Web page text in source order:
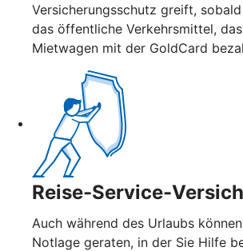
Versicherungsschutz greift,
das öffentliche Verkehrsmittel,
Mietwagen mit der GoldCard
Reise-Service-
Auch während des Urlaubs
Notlage geraten, in der Sie Hilfe